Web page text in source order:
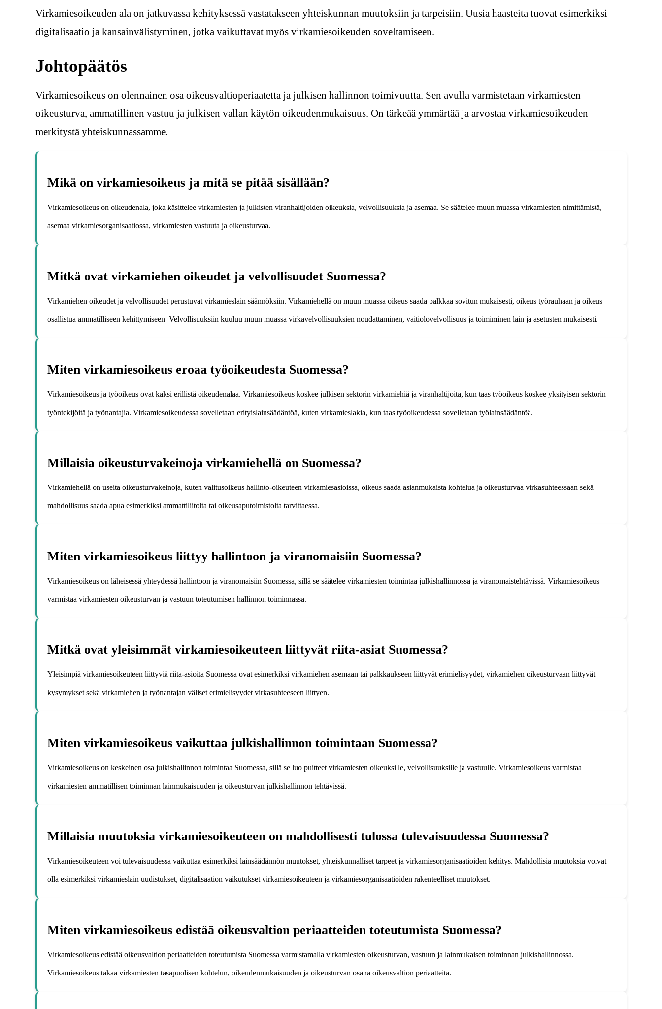
Virkamiesoikeuden ala on jatkuvassa kehityksessä vastatakseen yhteiskunnan muutoksiin ja tarpeisiin. Uusia haasteita tuovat esimerkiksi
digitalisaatio ja kansainvälistyminen, jotka vaikuttavat myös virkamiesoikeuden soveltamiseen.
Johtopäätös
Virkamiesoikeus on olennainen osa oikeusvaltioperiaatetta ja julkisen hallinnon toimivuutta. Sen avulla varmistetaan virkamiesten
oikeusturva, ammatillinen vastuu ja julkisen vallan käytön oikeudenmukaisuus. On tärkeää ymmärtää ja arvostaa virkamiesoikeuden
merkitystä yhteiskunnassamme.
Mikä on virkamiesoikeus ja mitä se pitää sisällään?
Virkamiesoikeus on oikeudenala, joka käsittelee virkamiesten ja julkisten viranhaltijoiden oikeuksia, velvollisuuksia ja asemaa. Se säätelee muun muassa virkamiesten nimittämistä,
asemaa virkamiesorganisaatiossa, virkamiesten vastuuta ja oikeusturvaa.
Mitkä ovat virkamiehen oikeudet ja velvollisuudet Suomessa?
Virkamiehen oikeudet ja velvollisuudet perustuvat virkamieslain säännöksiin. Virkamiehellä on muun muassa oikeus saada palkkaa sovitun mukaisesti, oikeus työrauhaan ja oikeus
osallistua ammatilliseen kehittymiseen. Velvollisuuksiin kuuluu muun muassa virkavelvollisuuksien noudattaminen, vaitiolovelvollisuus ja toimiminen lain ja asetusten mukaisesti.
Miten virkamiesoikeus eroaa työoikeudesta Suomessa?
Virkamiesoikeus ja työoikeus ovat kaksi erillistä oikeudenalaa. Virkamiesoikeus koskee julkisen sektorin virkamiehiä ja viranhaltijoita, kun taas työoikeus koskee yksityisen sektorin
työntekijöitä ja työnantajia. Virkamiesoikeudessa sovelletaan erityislainsäädäntöä, kuten virkamieslakia, kun taas työoikeudessa sovelletaan työlainsäädäntöä.
Millaisia oikeusturvakeinoja virkamiehellä on Suomessa?
Virkamiehellä on useita oikeusturvakeinoja, kuten valitusoikeus hallinto-oikeuteen virkamiesasioissa, oikeus saada asianmukaista kohtelua ja oikeusturvaa virkasuhteessaan sekä
mahdollisuus saada apua esimerkiksi ammattiliitolta tai oikeusaputoimistolta tarvittaessa.
Miten virkamiesoikeus liittyy hallintoon ja viranomaisiin Suomessa?
Virkamiesoikeus on läheisessä yhteydessä hallintoon ja viranomaisiin Suomessa, sillä se säätelee virkamiesten toimintaa julkishallinnossa ja viranomaistehtävissä. Virkamiesoikeus
varmistaa virkamiesten oikeusturvan ja vastuun toteutumisen hallinnon toiminnassa.
Mitkä ovat yleisimmät virkamiesoikeuteen liittyvät riita-asiat Suomessa?
Yleisimpiä virkamiesoikeuteen liittyviä riita-asioita Suomessa ovat esimerkiksi virkamiehen asemaan tai palkkaukseen liittyvät erimielisyydet, virkamiehen oikeusturvaan liittyvät
kysymykset sekä virkamiehen ja työnantajan väliset erimielisyydet virkasuhteeseen liittyen.
Miten virkamiesoikeus vaikuttaa julkishallinnon toimintaan Suomessa?
Virkamiesoikeus on keskeinen osa julkishallinnon toimintaa Suomessa, sillä se luo puitteet virkamiesten oikeuksille, velvollisuuksille ja vastuulle. Virkamiesoikeus varmistaa
virkamiesten ammatillisen toiminnan lainmukaisuuden ja oikeusturvan julkishallinnon tehtävissä.
Millaisia muutoksia virkamiesoikeuteen on mahdollisesti tulossa tulevaisuudessa Suomessa?
Virkamiesoikeuteen voi tulevaisuudessa vaikuttaa esimerkiksi lainsäädännön muutokset, yhteiskunnalliset tarpeet ja virkamiesorganisaatioiden kehitys. Mahdollisia muutoksia voivat
olla esimerkiksi virkamieslain uudistukset, digitalisaation vaikutukset virkamiesoikeuteen ja virkamiesorganisaatioiden rakenteelliset muutokset.
Miten virkamiesoikeus edistää oikeusvaltion periaatteiden toteutumista Suomessa?
Virkamiesoikeus edistää oikeusvaltion periaatteiden toteutumista Suomessa varmistamalla virkamiesten oikeusturvan, vastuun ja lainmukaisen toiminnan julkishallinnossa.
Virkamiesoikeus takaa virkamiesten tasapuolisen kohtelun, oikeudenmukaisuuden ja oikeusturvan osana oikeusvaltion periaatteita.